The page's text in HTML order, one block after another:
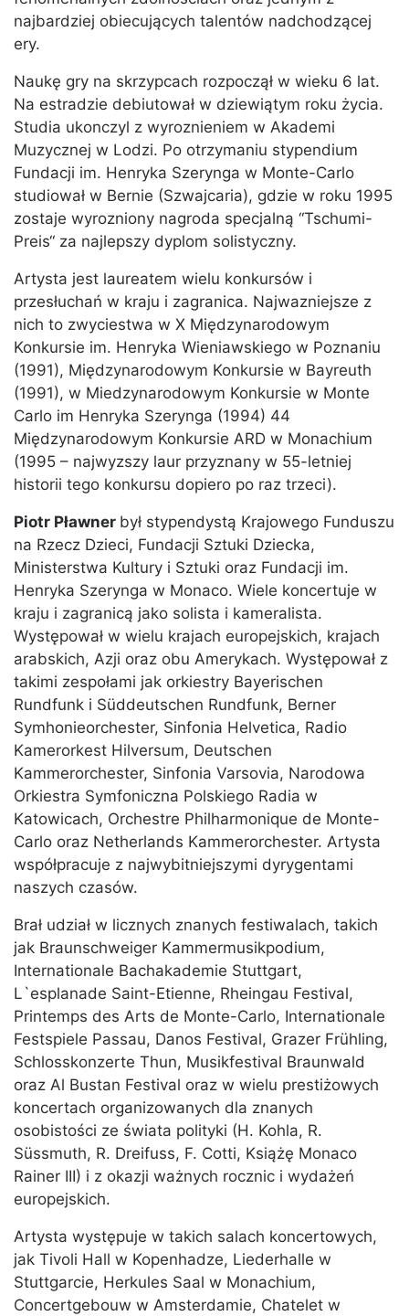
najbardziej obiecujących talentów nadchodzącej
ery.
Naukę gry na skrzypcach rozpoczął w wieku 6 lat.
Na estradzie debiutował w dziewiątym roku życia.
Studia ukonczyl z wyroznieniem w Akademi
Muzycznej w Lodzi. Po otrzymaniu stypendium
Fundacji im. Henryka Szerynga w Monte-Carlo
studiował w Bernie (Szwajcaria), gdzie w roku 1995
zostaje wyrozniony nagroda specjalną “Tschumi-
Preis“ za najlepszy dyplom solistyczny.
Artysta jest laureatem wielu konkursów i
przesłuchań w kraju i zagranica. Najwazniejsze z
nich to zwyciestwa w X Międzynarodowym
Konkursie im. Henryka Wieniawskiego w Poznaniu
(1991), Międzynarodowym Konkursie w Bayreuth
(1991), w Miedzynarodowym Konkursie w Monte
Carlo im Henryka Szerynga (1994) 44
Międzynarodowym Konkursie ARD w Monachium
(1995 – najwyzszy laur przyznany w 55-letniej
historii tego konkursu dopiero po raz trzeci).
Piotr Pławner był stypendystą Krajowego Funduszu
na Rzecz Dzieci, Fundacji Sztuki Dziecka,
Ministerstwa Kultury i Sztuki oraz Fundacji im.
Henryka Szerynga w Monaco. Wiele koncertuje w
kraju i zagranicą jako solista i kameralista.
Występował w wielu krajach europejskich, krajach
arabskich, Azji oraz obu Amerykach. Występował z
takimi zespołami jak orkiestry Bayerischen
Rundfunk i Süddeutschen Rundfunk, Berner
Symhonieorchester, Sinfonia Helvetica, Radio
Kamerorkest Hilversum, Deutschen
Kammerorchester, Sinfonia Varsovia, Narodowa
Orkiestra Symfoniczna Polskiego Radia w
Katowicach, Orchestre Philharmonique de Monte-
Carlo oraz Netherlands Kammerorchester. Artysta
współpracuje z najwybitniejszymi dyrygentami
naszych czasów.
Brał udział w licznych znanych festiwalach, takich
jak Braunschweiger Kammermusikpodium,
Internationale Bachakademie Stuttgart,
L`esplanade Saint-Etienne, Rheingau Festival,
Printemps des Arts de Monte-Carlo, Internationale
Festspiele Passau, Danos Festival, Grazer Frühling,
Schlosskonzerte Thun, Musikfestival Braunwald
oraz Al Bustan Festival oraz w wielu prestiżowych
koncertach organizowanych dla znanych
osobistości ze świata polityki (H. Kohla, R.
Süssmuth, R. Dreifuss, F. Cotti, Książę Monaco
Rainer III) i z okazji ważnych rocznic i wydażeń
europejskich.
Artysta występuje w takich salach koncertowych,
jak Tivoli Hall w Kopenhadze, Liederhalle w
Stuttgarcie, Herkules Saal w Monachium,
Concertgebouw w Amsterdamie, Chatelet w